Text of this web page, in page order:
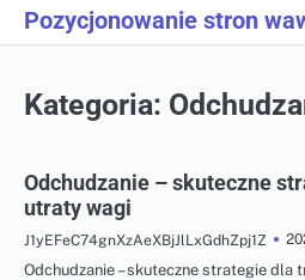
Skip
to
Pozycjonowanie stron
Kategoria:
Odchudzanie – skuteczne
utraty wagi
J1yEFeC74gnXzAeXBjJlLxGdhZpj1Z
Odchudzanie – skuteczne strategie dla